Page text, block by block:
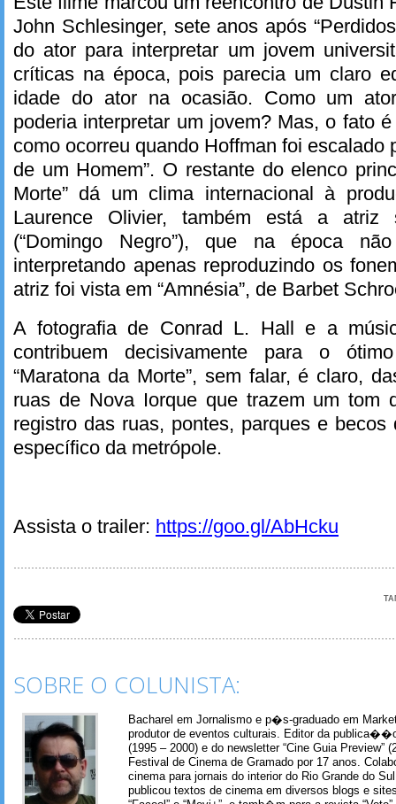
John Schlesinger, sete anos após
do ator para interpretar um jovem
críticas na época, pois parecia um claro
idade do ator na ocasião. Como um
poderia interpretar um jovem? Mas, o fato
como ocorreu quando Hoffman foi escalado
de um Homem”. O restante do elenco
Morte” dá um clima internacional à
Laurence Olivier, também está a atriz
(“Domingo Negro”), que na época
interpretando apenas reproduzindo os
atriz foi vista em “Amnésia”, de Barbet
A fotografia de Conrad L. Hall e a
contribuem decisivamente para o
“Maratona da Morte”, sem falar, é claro,
ruas de Nova Iorque que trazem um tom
registro das ruas, pontes, parques e becos
específico da metrópole.
Assista o trailer: https://goo.gl/AbHcku
SOBRE O COLUNISTA:
Bacharel em Jornalismo e p�s-graduado em
produtor de eventos culturais. Editor da publica��o
(1995 – 2000) e do newsletter “Cine Guia Preview”
Festival de Cinema de Gramado por 17 anos.
cinema para jornais do interior do Rio Grande do
publicou textos de cinema em diversos blogs e